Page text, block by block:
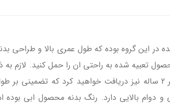
را به راحتی تحمل نماید. به همراه محصول یک ضمانت نامه معتبر 2 ساله
بالایی دارد. رنگ بدنه محصول ابی بوده